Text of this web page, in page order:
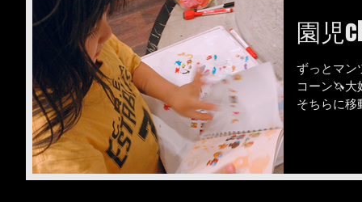
園児
ずっとマン
コーン🦄大
そちらに移